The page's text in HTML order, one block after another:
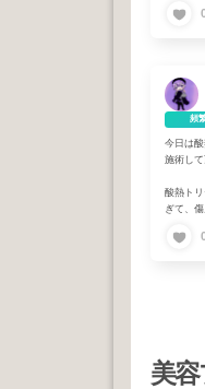
頻
今日は
施術して
酸熱ト
ぎて、
インナ
美容